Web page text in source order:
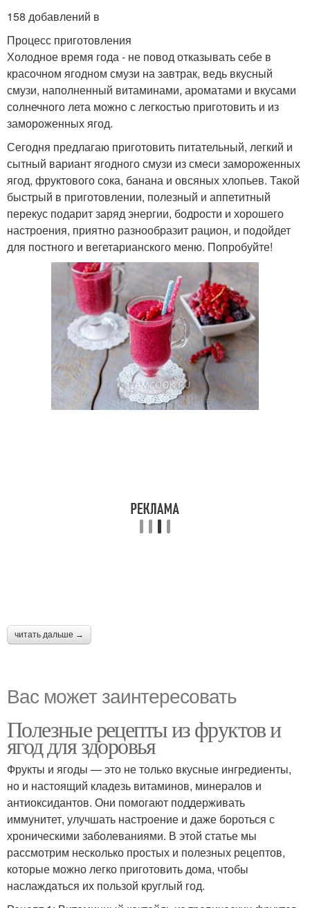
158 добавлений в
Процесс приготовления
Холодное время года - не повод отказывать себе в
красочном ягодном смузи на завтрак, ведь вкусный
смузи, наполненный витаминами, ароматами и вкусами
солнечного лета можно с легкостью приготовить и из
замороженных ягод.
Сегодня предлагаю приготовить питательный, легкий и
сытный вариант ягодного смузи из смеси замороженных
ягод, фруктового сока, банана и овсяных хлопьев. Такой
быстрый в приготовлении, полезный и аппетитный
перекус подарит заряд энергии, бодрости и хорошего
настроения, приятно разнообразит рацион, и подойдет
для постного и вегетарианского меню. Попробуйте!
читать дальше →
Вас может заинтересовать
Полезные рецепты из фруктов и
ягод для здоровья
Фрукты и ягоды — это не только вкусные ингредиенты,
но и настоящий кладезь витаминов, минералов и
антиоксидантов. Они помогают поддерживать
иммунитет, улучшать настроение и даже бороться с
хроническими заболеваниями. В этой статье мы
рассмотрим несколько простых и полезных рецептов,
которые можно легко приготовить дома, чтобы
наслаждаться их пользой круглый год.